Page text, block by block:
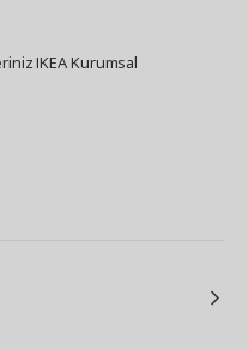
IKEA Kurumsal